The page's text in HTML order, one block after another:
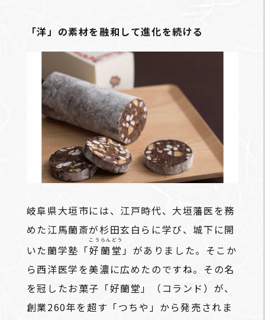
「洋」の素材を融和して進化を続ける
岐阜県大垣市には、江戸時代、大垣藩医を務
めた江馬蘭斎が杉田玄白らに学び、城下に開
いた蘭学塾「好蘭堂
こうらんどう
」がありました。そこか
ら西洋医学を美濃に広めたのですね。その名
を冠したお菓子「好蘭堂」（コランド）が、
創業260年を超す「つちや」から発売されま